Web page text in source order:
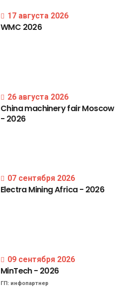
17 августа 2026
WMC 2026
26 августа 2026
ChinamachineryfairMoscow
- 2026
07 сентября 2026
ElectraMiningAfrica- 2026
09 сентября 2026
MinTech- 2026
ГП: инфопартнер